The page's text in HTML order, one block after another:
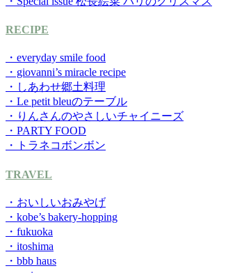
RECIPE
・everyday smile food
・giovanni’s miracle recipe
・しあわせ郷土料理
・Le petit bleuのテーブル
・りんさんのやさしいチャイニーズ
・PARTY FOOD
・トラネコボンボン
TRAVEL
・おいしいおみやげ
・kobe’s bakery-hopping
・fukuoka
・itoshima
・bbb haus